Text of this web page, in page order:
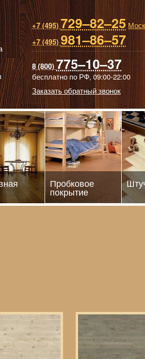
доска, Ламинированный паркет
+7 (495)729–82–25
+7 (495)981–86–57
8 (800)775–10–37
бесплатно по РФ,09:00-22:00
Заказать обратный звонок
Пробковое
покрытие